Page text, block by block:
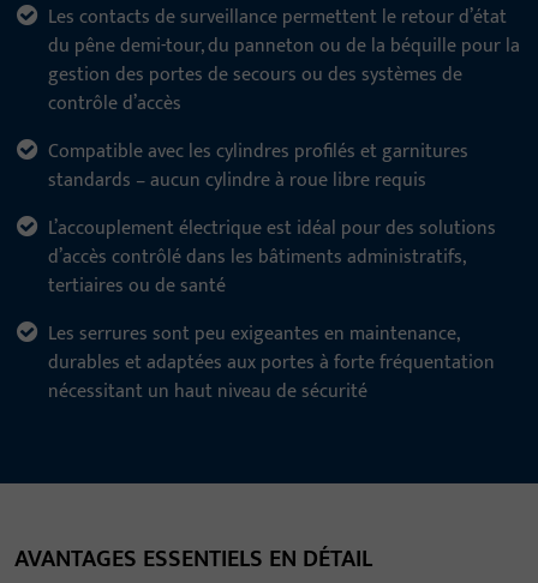
Les contacts de surveillance permettent le retour d’état
du pêne demi-tour, du panneton ou de la béquille pour la
gestion des portes de secours ou des systèmes de
contrôle d’accès
Compatible avec les cylindres profilés et garnitures
standards – aucun cylindre à roue libre requis
L’accouplement électrique est idéal pour des solutions
d’accès contrôlé dans les bâtiments administratifs,
tertiaires ou de santé
Les serrures sont peu exigeantes en maintenance,
durables et adaptées aux portes à forte fréquentation
nécessitant un haut niveau de sécurité
AVANTAGES ESSENTIELS EN DÉTAIL